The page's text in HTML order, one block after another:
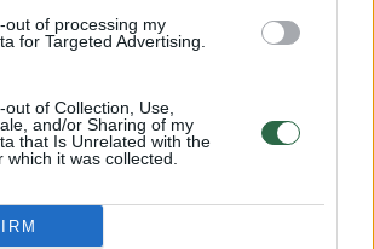
out of processing my
for Targeted Advertising.
of Collection, Use,
and/or Sharing of my
that Is Unrelated with the
which it was collected.
kokiais orais užbaigsime darbo
atsitrauks